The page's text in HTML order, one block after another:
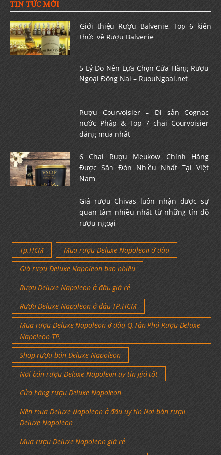
TIN TỨC MỚI
Giới thiệu Rượu Balvenie, Top 6 kiến
thức về Rượu Balvenie
5 Lý Do Nên Lựa Chọn Cửa Hàng Rượu
Ngoại Đồng Nai – RuouNgoai.net
Rượu Courvoisier – Di sản Cognac
nước Pháp & Top 7 chai Courvoisier
đáng mua nhất
6 Chai Rượu Meukow Chính Hãng
Được Săn Đón Nhiều Nhất Tại Việt
Nam
Giá rượu Chivas luôn nhận được sự
quan tâm nhiều nhất từ những tín đồ
rượu ngoại
Tp.HCM
Mua rượu Deluxe Napoleon ở đâu
Giá rượu Deluxe Napoleon bao nhiêu
Rượu Deluxe Napoleon ở đâu giá rẻ
Rượu Deluxe Napoleon ở đâu TP.HCM
Mua rượu Deluxe Napoleon ở đâu Q.Tân Phú Rượu Deluxe
Napoleon TP.
Shop rượu bán Deluxe Napoleon
Nơi bán rượu Deluxe Napoleon uy tín giá tốt
Cửa hàng rượu Deluxe Napoleon
Nên mua Deluxe Napoleon ở đâu uy tín Nơi bán rượu
Deluxe Napoleon
Mua rượu Deluxe Napoleon giá rẻ